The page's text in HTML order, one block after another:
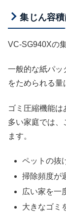
集じん容
VC-SG940Xの
一般的な紙パッ
をためられる量
ゴミ圧縮機能
多い家庭では、
ます。
ペットの抜
掃除頻度が
広い家を一
大きなゴミ